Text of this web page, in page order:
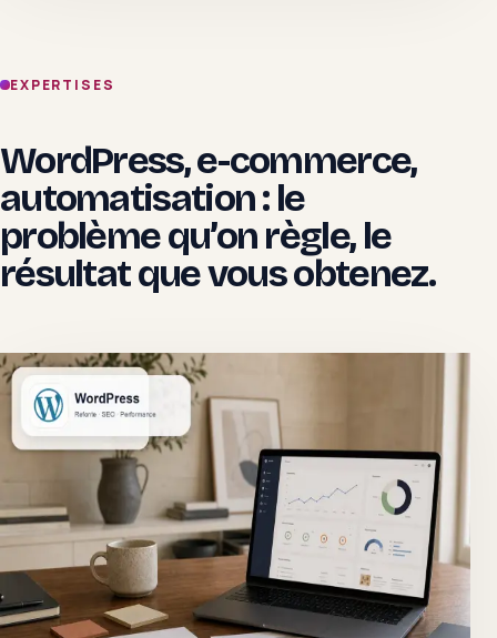
EXPERTISES
WordPress, e-commerce,
automatisation : le
problème qu’on règle, le
résultat que vous obtenez.
Crédibilité + SEO
Sites corporate & vitrine
Votre site vitrine ne reflète plus votre niveau : message
confus, pages lentes, contenu difficile à faire évoluer en
interne.